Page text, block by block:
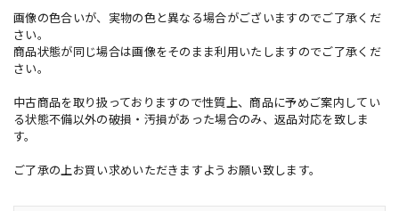
画像の色合いが、実物の色と異なる場合がございますのでご了承くだ
さい。
商品状態が同じ場合は画像をそのまま利用いたしますのでご了承くだ
さい。
中古商品を取り扱っておりますので性質上、商品に予めご案内してい
る状態不備以外の破損・汚損があった場合のみ、返品対応を致しま
す。
ご了承の上お買い求めいただきますようお願い致します。